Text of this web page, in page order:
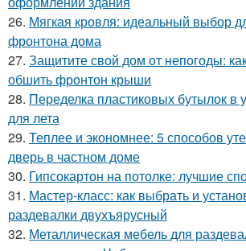
26. Мягкая кровля: идеальный выбор
фронтона дома
27. Защитите свой дом от непогоды:
обшить фронтон крыши
28. Переделка пластиковых бутылок в
для лета
29. Теплее и экономнее: 5 способов
дверь в частном доме
30. Гипсокартон на потолке: лучшие
31. Мастер-класс: как выбрать и
раздевалки двухъярусный
32. Металлическая мебель для